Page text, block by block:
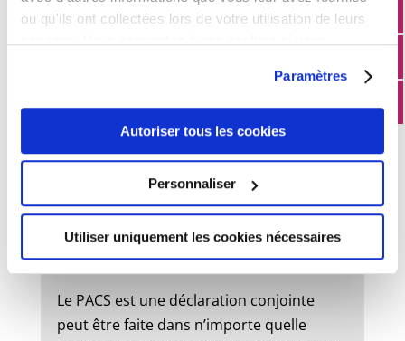
ou qu'ils ont collectées lors de votre utilisation de leurs
Paramètres
Autoriser tous les cookies
Personnaliser
Utiliser uniquement les cookies nécessaires
État civil
Mariage :
Un dossier de mariage est à retirer en
mairie. Le mariage peut être célébré dans
la commune où l’un des futurs époux à
son domicile ou sa résidence.
Pacs :
Le PACS est une déclaration conjointe
peut être faite dans n’importe quelle